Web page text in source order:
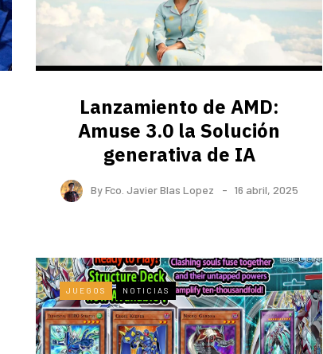
Lanzamiento de AMD:
Amuse 3.0 la Solución
generativa de IA
ByFco. Javier Blas Lopez 16 abril, 2025
JUEGOS NOTICIAS